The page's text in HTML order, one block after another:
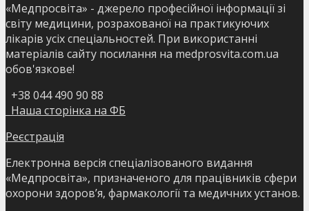
«Медпросвіта» - джерело професійної інформації зі
світу медицини, розрахованої на практикуючих
лікарів усіх спеціальностей. При використанні
матеріалів сайту посилання на medprosvita.com.ua
обов'язкове!
+38 044 490 90 88
Наша сторінка на ФБ
Реєстрація
Електронна версія спеціалізованого видання
«Медпросвіта», призначеного для працівників сфери
охорони здоров’я, фармакології та медичних установ.